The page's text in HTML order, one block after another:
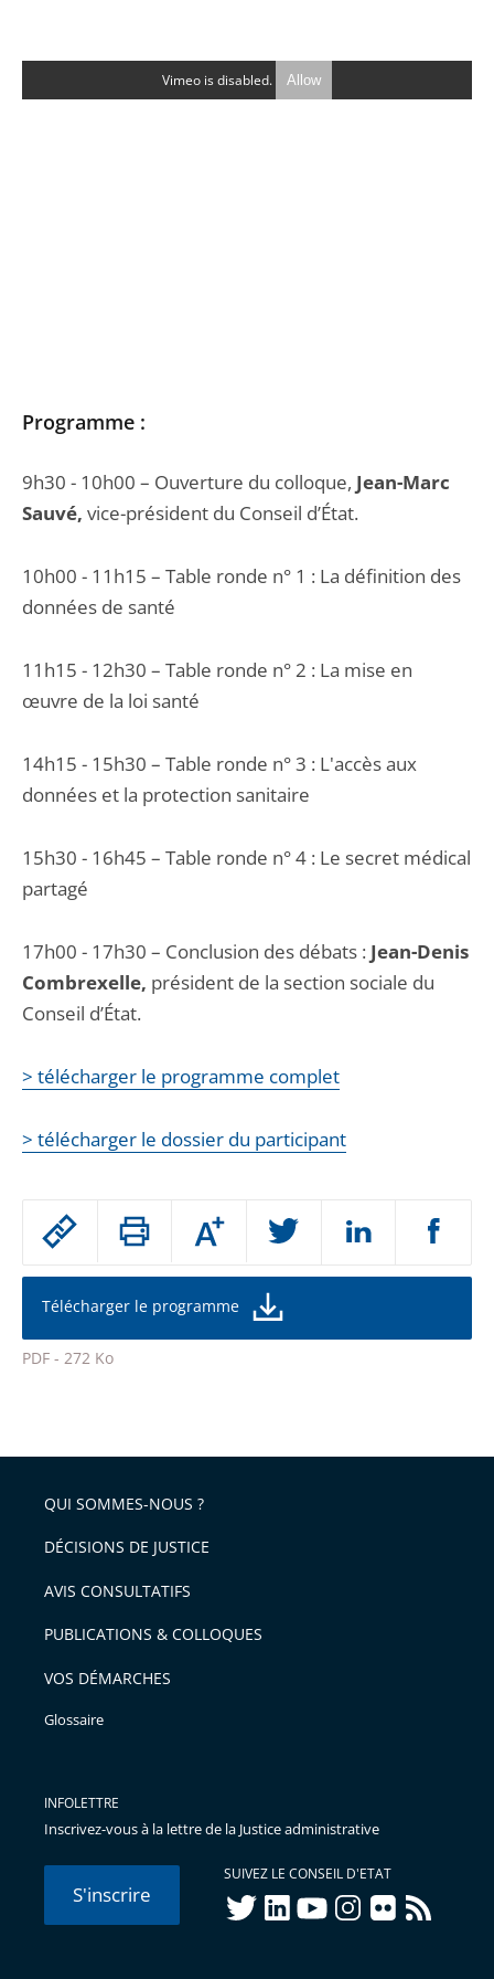
Passer
partage
de
l'article
pour
Augmenter
ou
la
de
police
Télécharger le programme
PDF - 272 Ko
l'article
pour
avant
Vimeo is disabled. Allow
Programme :
9h30 - 10h00 – Ouverture du colloque, Jean-Marc
Sauvé, vice-président du Conseil d’État.
10h00 - 11h15 – Table ronde n° 1 : La définition des
données de santé
11h15 - 12h30 – Table ronde n° 2 : La mise en
œuvre de la loi santé
14h15 - 15h30 – Table ronde n° 3 : L'accès aux
données et la protection sanitaire
15h30 - 16h45 – Table ronde n° 4 : Le secret médical
partagé
17h00 - 17h30 – Conclusion des débats : Jean-Denis
Combrexelle, président de la section sociale du
Conseil d’État.
> télécharger le programme complet
> télécharger le dossier du participant
QUI SOMMES-NOUS ?
DÉCISIONS DE JUSTICE
AVIS CONSULTATIFS
PUBLICATIONS & COLLOQUES
VOS DÉMARCHES
Glossaire
INFOLETTRE
Inscrivez-vous à la lettre de la Justice administrative
S'inscrire
SUIVEZ LE CONSEIL D'ETAT
twitterlinkedInyoutubeinstagram
flickr rss